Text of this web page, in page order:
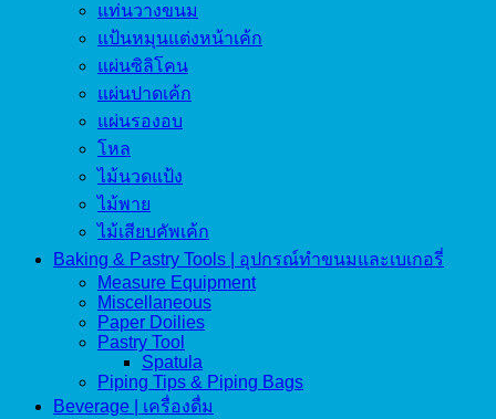
แท่นวางขนม
แป้นหมุนแต่งหน้าเค้ก
แผ่นซิลิโคน
แผ่นปาดเค้ก
แผ่นรองอบ
โหล
ไม้นวดแป้ง
ไม้พาย
ไม้เสียบคัพเค้ก
Baking & Pastry Tools | อุปกรณ์ทำขนมและเบเกอรี่
Measure Equipment
Miscellaneous
Paper Doilies
Pastry Tool
Spatula
Piping Tips & Piping Bags
Beverage | เครื่องดื่ม